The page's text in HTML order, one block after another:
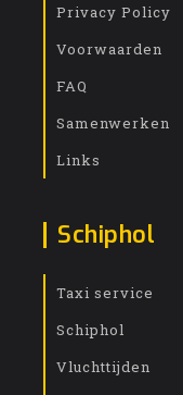
Privacy Policy
Voorwaarden
FAQ
Samenwerken
Links
Schiphol
Taxi service
Schiphol
Vluchttijden